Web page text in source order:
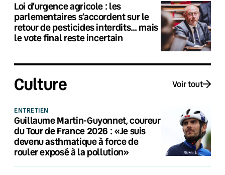
Loi d’urgence agricole : les
parlementaires s’accordent sur le
retour de pesticides interdits… mais
le vote final reste incertain
Culture Voir tout
ENTRETIEN
Guillaume Martin-Guyonnet, coureur
du Tour de France 2026 : «Je suis
devenu asthmatique à force de
rouler exposé à la pollution»